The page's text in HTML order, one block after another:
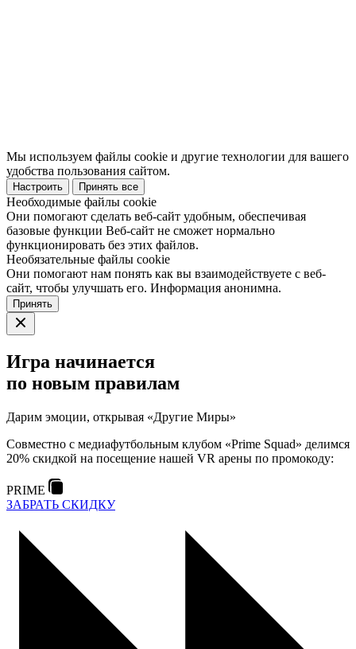
Мы используем файлы cookie и другие технологии для вашего
удобства пользования сайтом.
Настроить Принять все
Необходимые файлы cookie
Они помогают сделать веб-сайт удобным, обеспечивая
базовые функции Веб-сайт не сможет нормально
функционировать без этих файлов.
Необязательные файлы cookie
Они помогают нам понять как вы взаимодействуете с веб-
сайт, чтобы улучшать его. Информация анонимна.
Принять
Игра начинается
по новым правилам
Дарим эмоции, открывая «Другие Миры»
Совместно с медиафутбольным клубом «Prime Squad» делимся
20% скидкой на посещение нашей VR арены по промокоду:
PRIME
ЗАБРАТЬ СКИДКУ